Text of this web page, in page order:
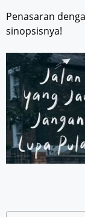
Penasaran
sinopsisnya!